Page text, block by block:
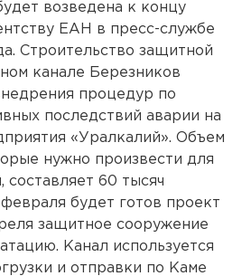
возведена к концу
ЕАН в пресс-службе
Строительство защитной
канале Березников
процедур по
последствий аварии на
«Уралкалий». Объем
нужно произвести для
составляет 60 тысяч
будет готов проект
защитное сооружение
Канал используется
и отправки по Каме